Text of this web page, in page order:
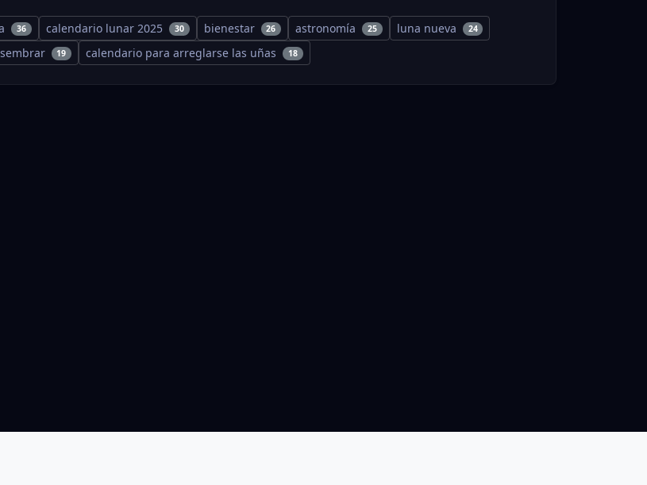
36 calendario lunar 2025 30 bienestar 26 astronomía 25 luna nueva 24
19 calendario para arreglarse las uñas 18